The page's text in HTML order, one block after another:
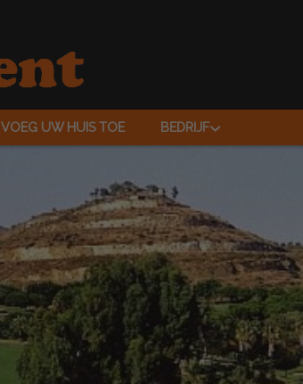
VOEG UW HUIS TOE BEDRIJF